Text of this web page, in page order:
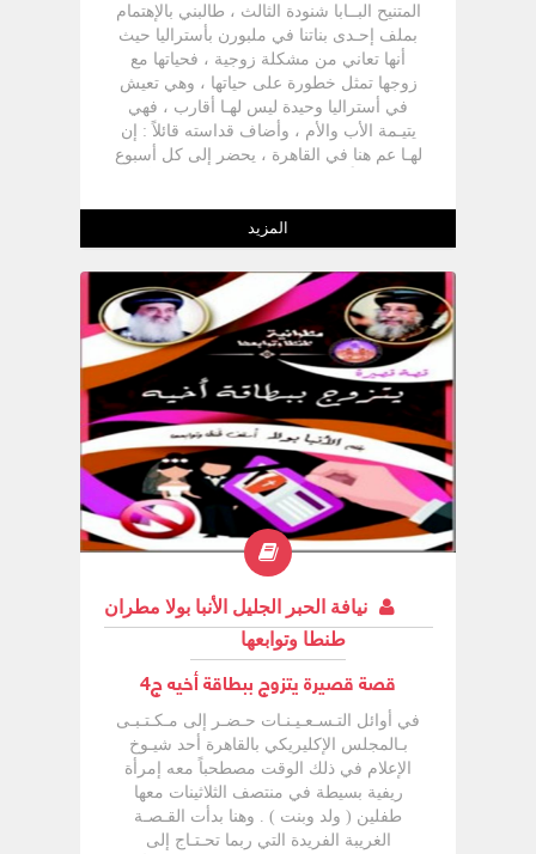
المتنيح البــابا شنودة الثالث ، طالبني بالإهتمام
بملف إحـدى بناتنا في ملبورن بأستراليا حيث
أنها تعاني من مشكلة زوجية ، فحياتها مع
زوجها تمثل خطورة على حياتها ، وهي تعيش
في أستراليا وحيدة ليس لهـا أقارب ، فهي
يتيـمة الأب والأم ، وأضاف قداسته قائلاً : إن
لهـا عم هنا في القاهرة ، يحضر إلى كل أسبوع
البابا ذهبت مسرعاً إلى مقر المجلس
الإكليريكي باحثاً عن ملف هذه الحالة ، وبالفعل
وجدته ، وعكفت على دراسته كلمة كلمة
المزيد
نيافة الحبر الجليل الأنبا بولا مطران
طنطا وتوابعها
قصة قصيرة يتزوج ببطاقة أخيه ج4
في أوائل التـسـعـيـنـات حـضـر إلى مـكـتـبـى
بـالمجلس الإكليريكي بالقاهرة أحد شيـوخ
الإعلام في ذلك الوقت مصطحباً معه إمرأة
ريفية بسيطة في منتصف الثلاثينات معها
طفلين ( ولد وبنت ) . وهنا بدأت القـصـة
الغريبة الفريدة التي ربما تحـتـاج إلى